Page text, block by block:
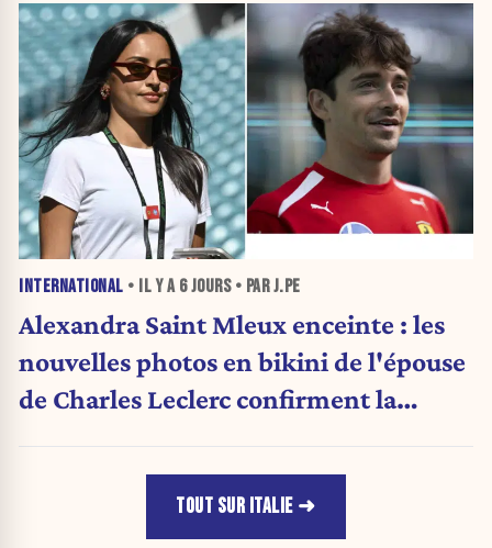
INTERNATIONAL • IL Y A 6 JOURS• PAR J.PE
Alexandra Saint Mleux enceinte : les
nouvelles photos en bikini de l'épouse
de Charles Leclerc confirment la
TOUT SUR ITALIE